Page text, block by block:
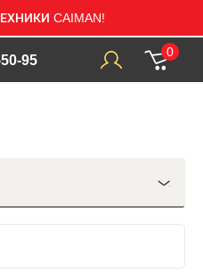
CAIMAN!
95
0